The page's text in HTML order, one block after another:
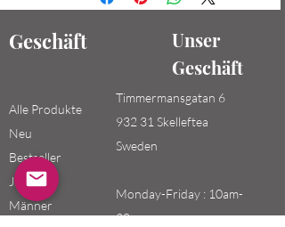
Geschäft
Unser
Geschäft
Alle Produkte
Neu
Bestseller
Jungen /
Männer
Timmermansgatan 6
932 31 Skelleftea
Sweden
Monday-Friday : 10am-
20pm